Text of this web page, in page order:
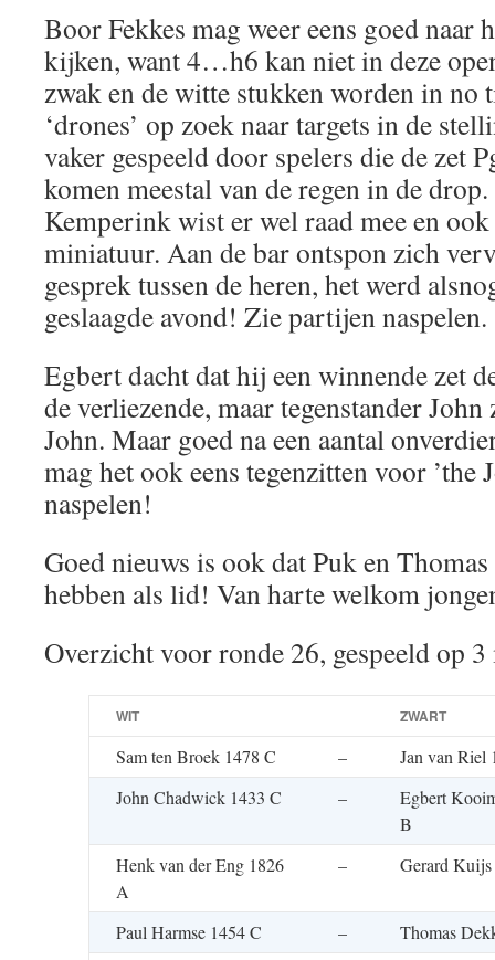
Boor Fekkes mag weer eens goed naar
kijken, want 4…h6 kan niet in deze
zwak en de witte stukken worden in no
‘drones’ op zoek naar targets in de
vaker gespeeld door spelers die de zet
komen meestal van de regen in de
Kemperink wist er wel raad mee en
miniatuur. Aan de bar ontspon zich
gesprek tussen de heren, het werd
geslaagde avond! Zie partijen naspelen.
Egbert dacht dat hij een winnende zet
de verliezende, maar tegenstander
John. Maar goed na een aantal
mag het ook eens tegenzitten voor ’the
naspelen!
Goed nieuws is ook dat Puk en
hebben als lid! Van harte welkom
Overzicht voor ronde 26, gespeeld op
WIT ZWART
Sam ten Broek 1478 C –
Jan van Riel
John Chadwick 1433 C
–
Egbert
B
Henk van der Eng 1826
A
– Gerard
Paul Harmse 1454 C –
Thomas